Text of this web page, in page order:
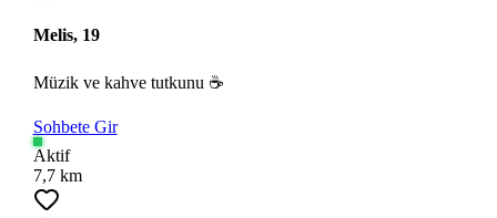
Melis, 19
Müzik ve kahve tutkunu ☕
Sohbete Gir
Aktif
7,7 km